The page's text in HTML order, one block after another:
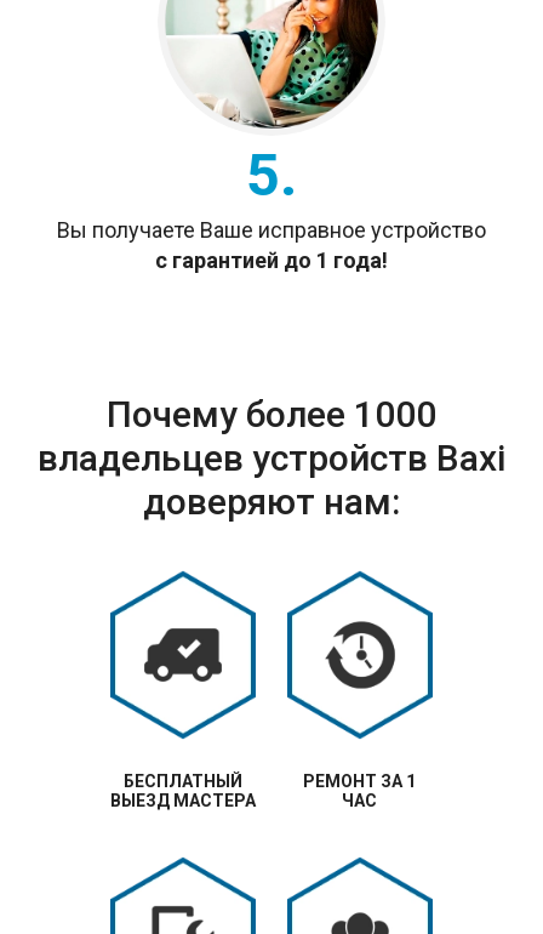
5.
Вы получаете Ваше исправное устройство
с гарантией до 1 года!
Почему более 1000
владельцев устройств Baxi
доверяют нам:
БЕСПЛАТНЫЙ
ВЫЕЗД МАСТЕРА
РЕМОНТ ЗА 1
ЧАС